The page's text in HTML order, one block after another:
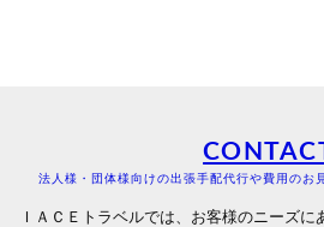
法人様・団体様向けの出張手配代行や費用のお
ＩＡＣＥトラベルでは、お客様のニーズ